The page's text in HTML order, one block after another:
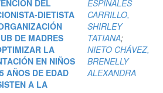
DEL
DIETISTA
DE MADRES
LA
EN NIÑOS
AÑOS DE EDAD
A LA
ESPINALES
CARRILLO,
SHIRLEY
TATIANA;
NIETO CHÁVEZ,
BRENELLY
ALEXANDRA